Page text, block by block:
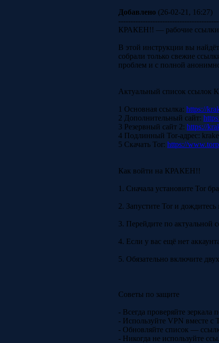
Добавлено (26-02-21, 16:27)
КРАКЕН!! — рабочие ссылки
В этой инструкции вы
собрали только свежие
проблем и с полной
Актуальный список
1 Основная ссылка: https://
2 Дополнительный сайт:
3 Резервный сайт 2: https://
4 Подлинный Tor-адрес:
5 Скачать Tor: https://
Как войти на КРАКЕН!!
1. Сначала установите Tor
2. Запустите Tor и дождитесь
3. Перейдите по актуальной
4. Если у вас ещё нет
5. Обязательно включите
Советы по защите
- Всегда проверяйте
- Используйте VPN вместе
- Обновляйте список —
- Никогда не используйте